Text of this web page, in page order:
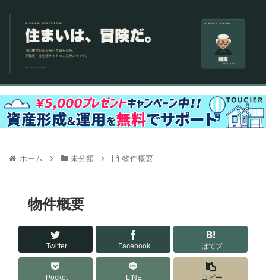
ホーム 未分類 物件概要
物件概要
Twitter Facebook はてブ
Pocket LINE コピー